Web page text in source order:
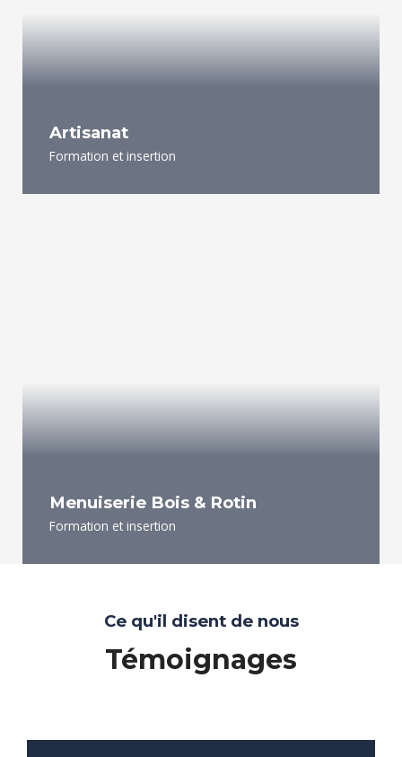
Artisanat
Formation et insertion
Menuiserie Bois & Rotin
Formation et insertion
Ce qu'il disent de nous
Témoignages